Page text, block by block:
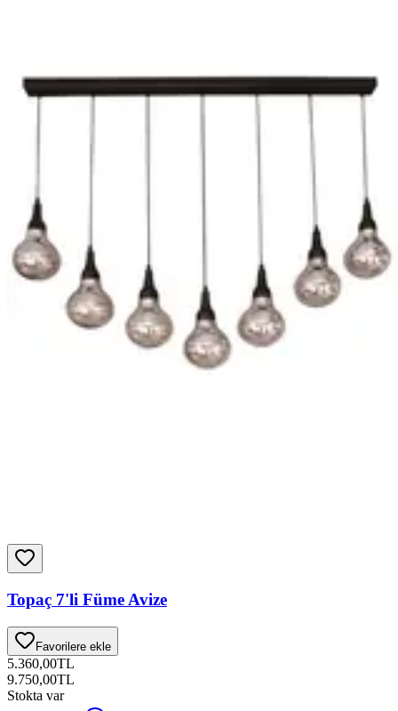
Topaç 7'li Füme Avize
Favorilere ekle
5.360,00TL
9.750,00TL
Stokta var